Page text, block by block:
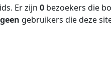
Er zijn 0 bezoekers die
geen gebruikers die deze